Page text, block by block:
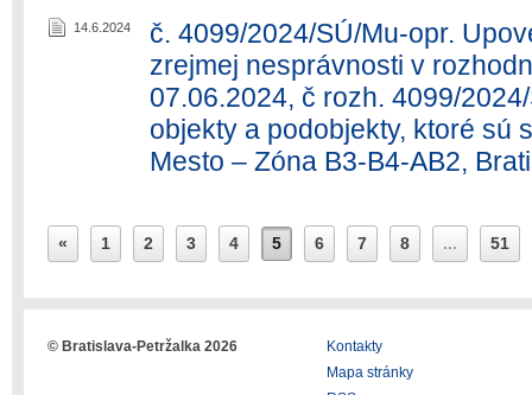
14.6.2024
č. 4099/2024/SÚ/Mu-opr.
zrejmej nesprávnosti v
07.06.2024, č rozh. 4099/
objekty a podobjekty, ktoré sú
Mesto – Zóna B3-B4-AB2,
« 1 2 3 4 5 6 7 8 ... 51
© Bratislava-Petržalka 2026
Kontakty
Mapa stránky